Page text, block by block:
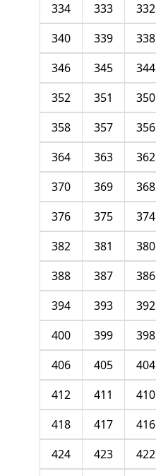
332
333
334
338
339
340
344
345
346
350
351
352
356
357
358
362
363
364
368
369
370
374
375
376
380
381
382
386
387
388
392
393
394
398
399
400
404
405
406
410
411
412
416
417
418
422
423
424